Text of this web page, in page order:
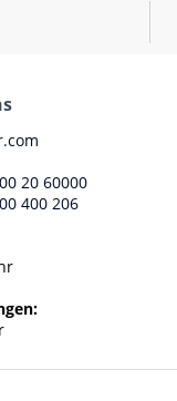
20 60000
400 206